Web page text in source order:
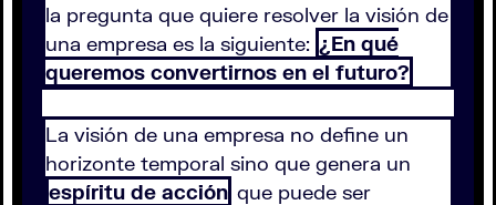
la pregunta que quiere resolver la visión de
una empresa es la siguiente: ¿En qué
queremos convertirnos en el futuro?
La visión de una empresa no define un
horizonte temporal sino que genera un
espíritu de acción que puede ser